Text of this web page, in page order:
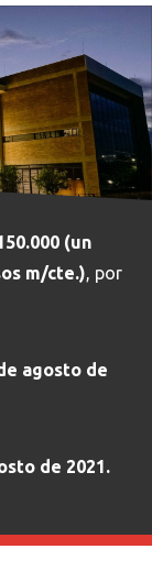
(un
m/cte.), por
agosto de
de 2021.